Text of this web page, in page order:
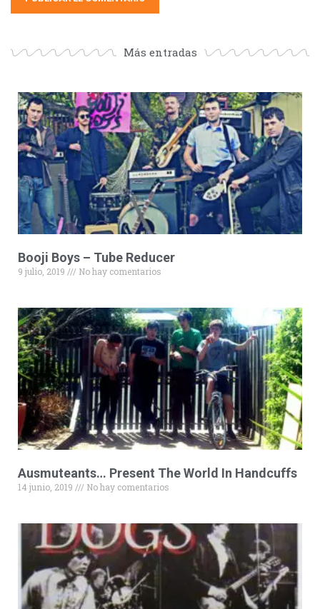
Más entradas
Booji Boys – Tube Reducer
9 julio, 2019 No hay comentarios
Ausmuteants… Present The World In Handcuffs
14 junio, 2019 No hay comentarios